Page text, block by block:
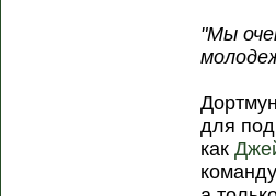
"Мы
для
как